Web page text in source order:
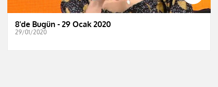
8'de Bugün - 29 Ocak 2020
29/01/2020